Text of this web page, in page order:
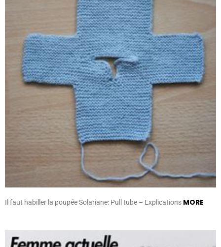
Il faut habiller la poupée Solariane: Pull tube – Explications MORE